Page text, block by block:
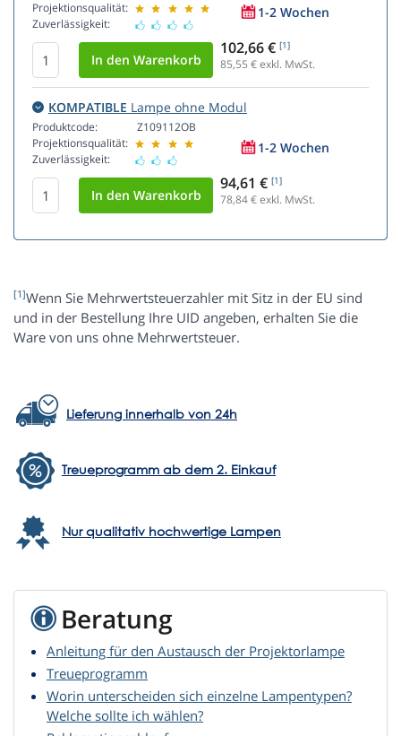
Projektionsqualität:
Zuverlässigkeit:
1-2 Wochen
102,66 € [1]
85,55 € exkl. MwSt.
KOMPATIBLE Lampe ohne Modul
Produktcode:
Projektionsqualität:
Zuverlässigkeit:
Z109112OB
1-2 Wochen
94,61 € [1]
78,84€ exkl. MwSt.
[1]Wenn Sie Mehrwertsteuerzahler mit Sitz in der EU sind
und in der Bestellung Ihre UID angeben, erhalten Sie die
Ware von uns ohne Mehrwertsteuer.
Lieferung innerhalb von 24h
Treueprogramm ab dem 2. Einkauf
Nur qualitativ hochwertige Lampen
Beratung
Anleitung für den Austausch der Projektorlampe
Treueprogramm
Worin unterscheiden sich einzelne Lampentypen?
Welche sollte ich wählen?